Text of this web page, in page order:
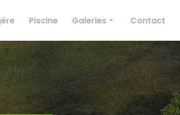
Piscine Galeries
Élagage
Entretien des espaces verts
Conception paysagère
Contact